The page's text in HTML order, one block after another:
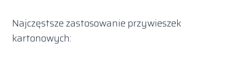
Najczęstsze zastosowanie przywieszek
kartonowych: